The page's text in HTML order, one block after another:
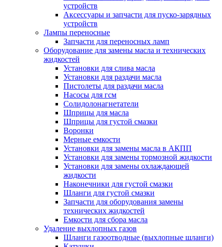
устройств
Аксессуары и запчасти для пуско-зарядных
устройств
Лампы переносные
Запчасти для переносных ламп
Оборудование для замены масла и технических
жидкостей
Установки для слива масла
Установки для раздачи масла
Пистолеты для раздачи масла
Насосы для гсм
Солидолонагнетатели
Шприцы для масла
Шприцы для густой смазки
Воронки
Мерные емкости
Установки для замены масла в АКПП
Установки для замены тормозной жидкости
Установки для замены охлаждающей
жидкости
Наконечники для густой смазки
Шланги для густой смазки
Запчасти для оборудования замены
технических жидкостей
Емкости для сбора масла
Удаление выхлопных газов
Шланги газоотводные (выхлопные шланги)